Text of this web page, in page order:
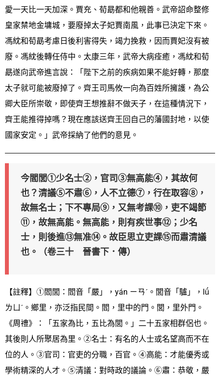
愛一天比一天加深。賈充、荀勗都和他親善。武帝詔命整修
皇家禁地金墉城，要廢掉太子妃賈南風，此事已決定下來。
馮紞和荀勗考慮日後利害得失，竭力挽救，因而賈妃沒有被
廢。馮紞後轉任侍中。太康三年，武帝大病痊癒，馮紞和荀
勗遂向武帝進言說：「陛下之前的疾病如果不能好轉，那麼
太子就可能被廢掉了。齊王司馬攸一向為百姓所擁護，為公
卿大臣所崇敬，即使齊王想推辭不做天子，在這種情況下，
齊王能推得掉嗎？現在應該送齊王回自己的藩國封地，以使
國家安定。」武帝採納了他們的意見。
今閻閭①少名士②，官司③無高能④，其故何
也？清議⑤不肅⑥，人不立德⑦，行在取容⑧，
故無名士；下不專局⑨，又無考課⑩，吏不竭節
⑪，故無高能。無高能，則有疾世事⑫；少名
士，則後進⑬無准⑭。故臣思立吏課⑮而肅清議
也。（卷三十 晉書下．傳）
【註釋】①閻閭：閻音「嚴」，yán ㄧㄢˊ。閭音「驢」，lǘ
ㄌㄩˊ。鄉里，亦泛指民間。閻，里中的門。閭，里外門。
《周禮》：「五家為比，五比為閭。」二十五家相群侶也。
其後則人所聚居為里。②名士：有名的人士或名望高而不在
位的人。③官司：官吏的分職，百官。④高能：才能優秀或
學術精深的人才。⑤清議：對時政的議論。⑥肅：恭敬，嚴